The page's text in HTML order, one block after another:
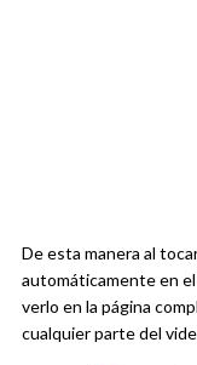
De esta manera al
automáticamente en
verlo en la página
cualquier parte del